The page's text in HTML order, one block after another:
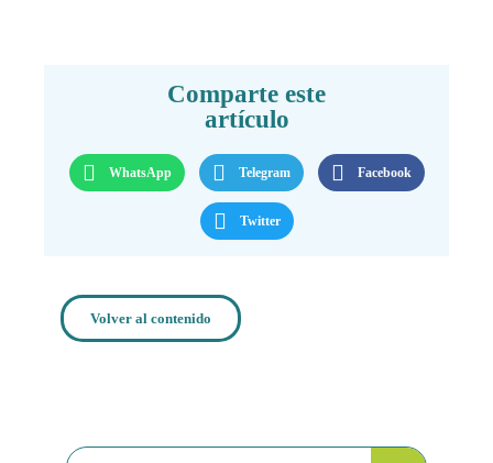
Comparte este
artículo
WhatsApp Telegram Facebook
Twitter
Volver al contenido